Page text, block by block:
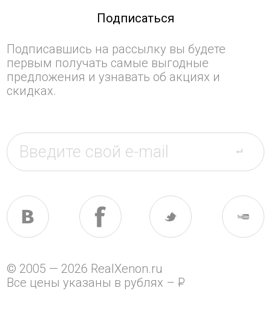
Подписаться
Подписавшись на рассылку вы будете
первым получать самые выгодные
предложения и узнавать об акциях и
скидках.
© 2005 — 2026 RealXenon.ru
Все цены указаны в рублях –P